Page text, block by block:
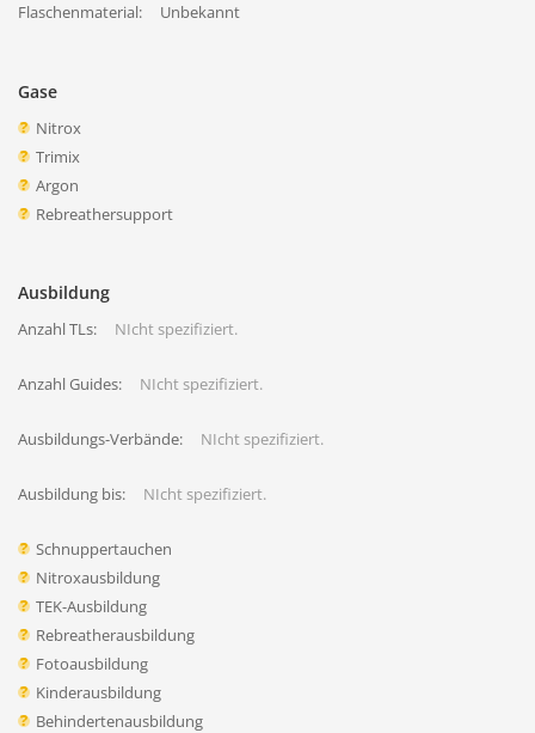
Flaschenmaterial: Unbekannt
Gase
Nitrox
Trimix
Argon
Rebreathersupport
Ausbildung
Anzahl TLs: NIcht spezifiziert.
Anzahl Guides: NIcht spezifiziert.
Ausbildungs-Verbände: NIcht spezifiziert.
Ausbildung bis: NIcht spezifiziert.
Schnuppertauchen
Nitroxausbildung
TEK-Ausbildung
Rebreatherausbildung
Fotoausbildung
Kinderausbildung
Behindertenausbildung